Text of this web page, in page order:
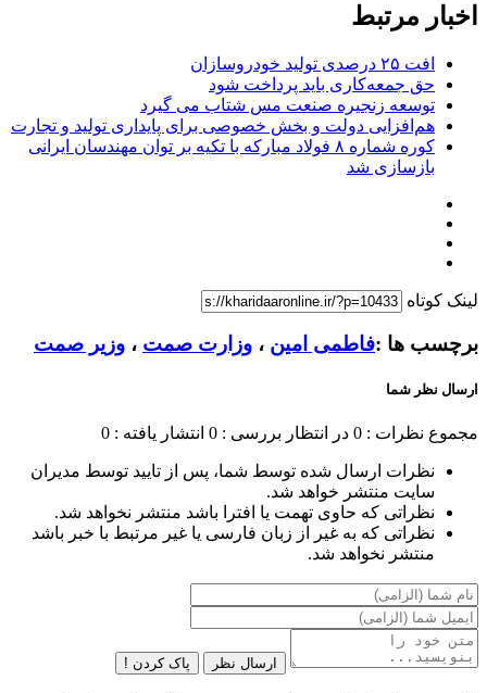
اخبار مرتبط
افت ۲۵ درصدی تولید خودروسازان
حق جمعه‌کاری باید پرداخت شود
توسعه زنجیره صنعت مس شتاب می گیرد
هم‌افزایی دولت و بخش خصوصی برای پایداری تولید و تجارت
کوره شماره ۸ فولاد مبارکه با تکیه بر توان مهندسان ایرانی
بازسازی شد
لینک کوتاه
برچسب ها :فاطمی امین ، وزارت صمت ، وزیر صمت
ارسال نظر شما
مجموع نظرات : 0 در انتظار بررسی : 0 انتشار یافته : 0
نظرات ارسال شده توسط شما، پس از تایید توسط مدیران
سایت منتشر خواهد شد.
نظراتی که حاوی تهمت یا افترا باشد منتشر نخواهد شد.
نظراتی که به غیر از زبان فارسی یا غیر مرتبط با خبر باشد
منتشر نخواهد شد.
ارسال نظر پاک کردن !